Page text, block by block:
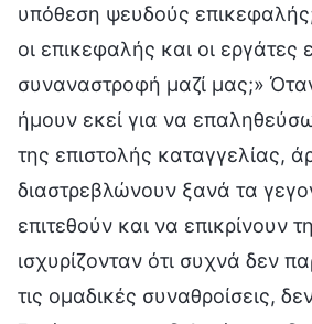
υπόθεση ψευδούς
οι επικεφαλής και οι εργάτες
συναναστροφή μαζί μας;»
ήμουν εκεί για να
της επιστολής καταγγελίας,
διαστρεβλώνουν ξανά τα
επιτεθούν και να επικρίνουν
ισχυρίζονταν ότι συχνά δεν
τις ομαδικές συναθροίσεις,